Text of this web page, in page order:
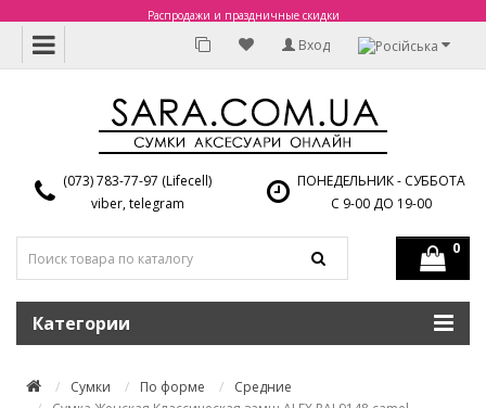
Распродажи и праздничные скидки
Вход
(073) 783-77-97 (Lifecell)
viber, telegram
ПОНЕДЕЛЬНИК - СУББОТА
С 9-00 ДО 19-00
0
Категории
Сумки По форме
Средние